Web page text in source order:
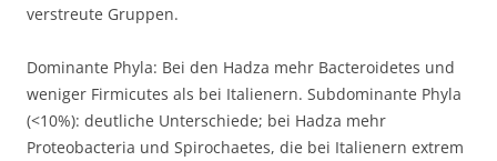
verstreute Gruppen.
Dominante Phyla: Bei den Hadza mehr Bacteroidetes und
weniger Firmicutes als bei Italienern. Subdominante Phyla
(<10%): deutliche Unterschiede; bei Hadza mehr
Proteobacteria und Spirochaetes, die bei Italienern extrem